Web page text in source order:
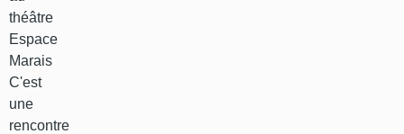
théâtre
Espace
Marais
C'est
une
rencontre